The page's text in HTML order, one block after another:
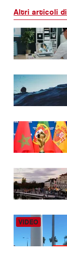
Altri articoli di